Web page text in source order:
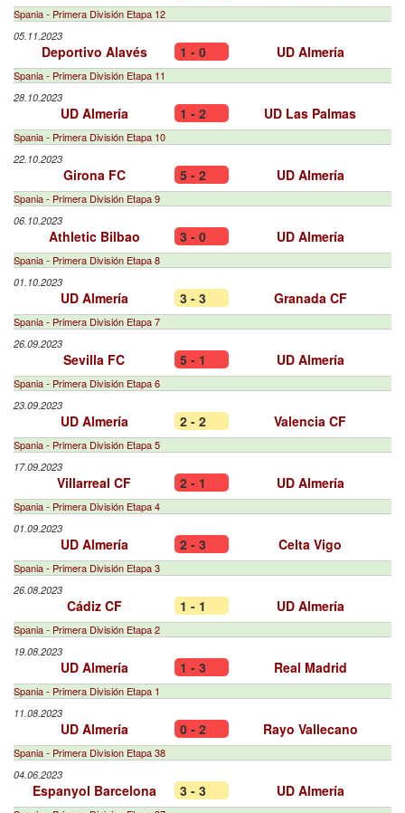
Spania - Primera División Etapa 12
05.11.2023
Deportivo Alavés 1 - 0 UD Almería
Spania - Primera División Etapa 11
28.10.2023
UD Almería 1 - 2 UD Las Palmas
Spania - Primera División Etapa 10
22.10.2023
Girona FC 5 - 2 UD Almería
Spania - Primera División Etapa 9
06.10.2023
Athletic Bilbao 3 - 0 UD Almería
Spania - Primera División Etapa 8
01.10.2023
UD Almería 3 - 3 Granada CF
Spania - Primera División Etapa 7
26.09.2023
Sevilla FC 5 - 1 UD Almería
Spania - Primera División Etapa 6
23.09.2023
UD Almería 2 - 2 Valencia CF
Spania - Primera División Etapa 5
17.09.2023
Villarreal CF 2 - 1 UD Almería
Spania - Primera División Etapa 4
01.09.2023
UD Almería 2 - 3 Celta Vigo
Spania - Primera División Etapa 3
26.08.2023
Cádiz CF 1 - 1 UD Almería
Spania - Primera División Etapa 2
19.08.2023
UD Almería 1 - 3 Real Madrid
Spania - Primera División Etapa 1
11.08.2023
UD Almería 0 - 2 Rayo Vallecano
Spania - Primera Division Etapa 38
04.06.2023
Espanyol Barcelona 3 - 3 UD Almería